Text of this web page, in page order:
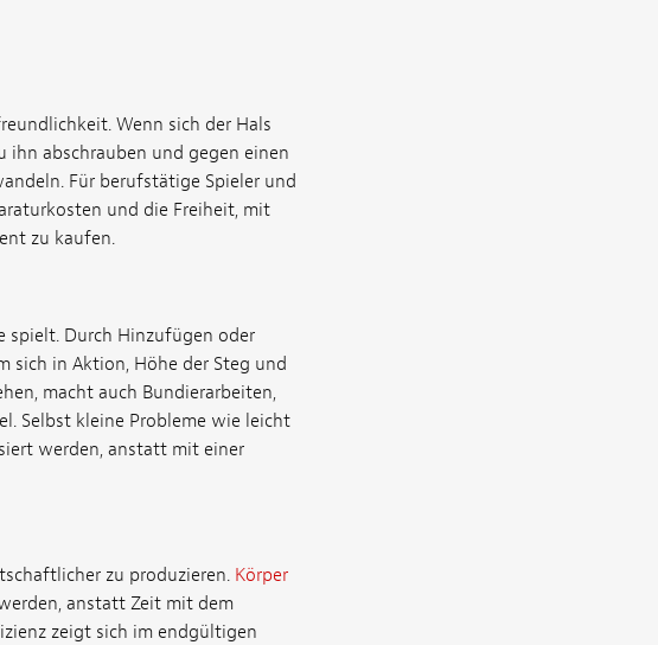
Wenn sich der Hals
abschrauben und gegen einen
Für berufstätige Spieler und
und die Freiheit, mit
zu kaufen.
spielt. Durch Hinzufügen oder
sich in Aktion, Höhe der Steg und
macht auch Bundierarbeiten,
Selbst kleine Probleme wie leicht
werden, anstatt mit einer
zu produzieren. Körper
anstatt Zeit mit dem
zeigt sich im endgültigen